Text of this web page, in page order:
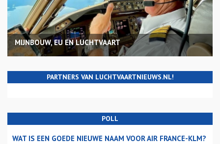
MIJNBOUW, EU EN LUCHTVAART
PARTNERS VAN LUCHTVAARTNIEUWS.NL!
POLL
WAT IS EEN GOEDE NIEUWE NAAM VOOR AIR FRANCE-KLM?